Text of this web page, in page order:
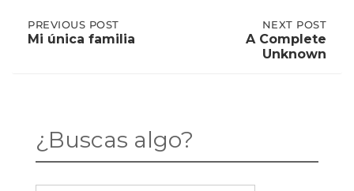
Post
PREVIOUS
POST:
PREVIOUS POST
Mi única familia
NEXT POST
A Complete
Unknown
¿Buscas algo?